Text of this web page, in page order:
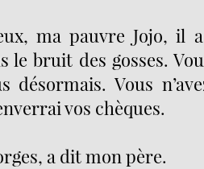
ma pauvre Jojo, il
le bruit des gosses.
désormais. Vous
vos chèques.
a dit mon père.